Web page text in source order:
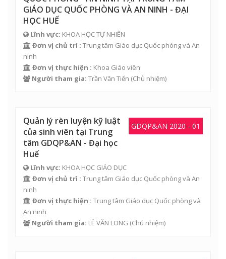
GIÁO DỤC QUỐC PHÒNG VÀ AN NINH - ĐẠI
HỌC HUẾ
Lĩnh vực: KHOA HỌC TỰ NHIÊN
Đơn vị chủ trì : Trung tâm Giáo dục Quốc phòng và An
ninh
Đơn vị thực hiện : Khoa Giáo viên
Người tham gia: Trần Văn Tiến (Chủ nhiệm)
GDQP&AN 2020 - 01
Quản lý rèn luyện kỹ luật
của sinh viên tại Trung
tâm GDQP&AN - Đại học
Huế
Lĩnh vực: KHOA HỌC GIÁO DỤC
Đơn vị chủ trì : Trung tâm Giáo dục Quốc phòng và An
ninh
Đơn vị thực hiện : Trung tâm Giáo dục Quốc phòng và
An ninh
Người tham gia: LÊ VĂN LONG (Chủ nhiệm)